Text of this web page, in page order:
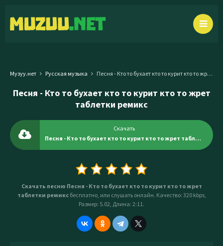
Музуу.нет Русская музыка Песня - Кто то бухает кто то курит кто то жрет таблетки ремикс
Песня - Кто то бухает кто то курит кто то жрет
таблетки ремикс
Скачать
Песня - Кто то бухает кто то курит кто то жрет таблетки ремикс
Скачать песню Песня - Кто то бухает кто то курит кто то жрет
таблетки ремиксбесплатно, или слушать онлайн. Качество: 320 kbps,
Размер: 5.02, Длина: 2:11.